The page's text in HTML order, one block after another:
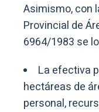
Asimismo, con
Provincial de
6964/1983 se
La efectiva
hectáreas de
personal,